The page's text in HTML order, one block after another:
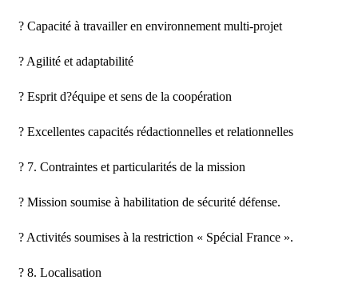
? Capacité à travailler en environnement multi-projet
? Agilité et adaptabilité
? Esprit d?équipe et sens de la coopération
? Excellentes capacités rédactionnelles et relationnelles
? 7. Contraintes et particularités de la mission
? Mission soumise à habilitation de sécurité défense.
? Activités soumises à la restriction « Spécial France ».
? 8. Localisation